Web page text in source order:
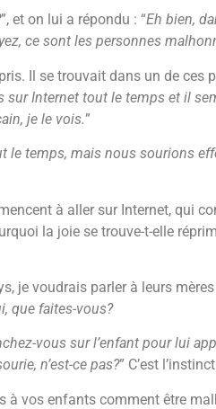
”, et on lui a répondu : “Eh bien,
ce sont les personnes
Il se trouvait dans un de ces
sur Internet tout le temps et il
je le vois.”
le temps, mais nous sourions
à aller sur Internet, qui
la joie se trouve-t-elle
je voudrais parler à leurs mères
que faites-vous?
vous sur l’enfant pour lui
n’est-ce pas?” C’est
vos enfants comment être